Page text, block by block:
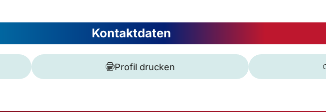
Kontaktdaten
Profil drucken